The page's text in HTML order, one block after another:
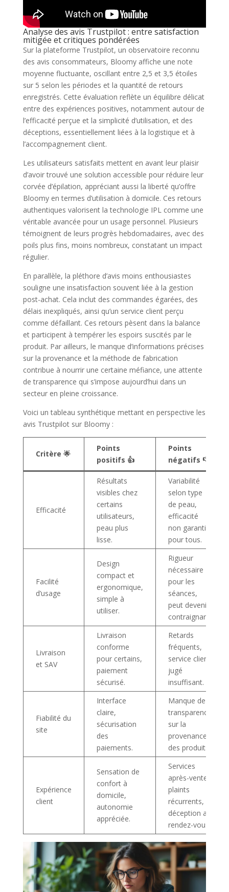
Analyse des avis Trustpilot : entre satisfaction
mitigée et critiques pondérées
Sur la plateforme Trustpilot, un observatoire reconnu
des avis consommateurs, Bloomy affiche une note
moyenne fluctuante, oscillant entre 2,5 et 3,5 étoiles
sur 5 selon les périodes et la quantité de retours
enregistrés. Cette évaluation reflète un équilibre délicat
entre des expériences positives, notamment autour de
l’efficacité perçue et la simplicité d’utilisation, et des
déceptions, essentiellement liées à la logistique et à
l’accompagnement client.
Les utilisateurs satisfaits mettent en avant leur plaisir
d’avoir trouvé une solution accessible pour réduire leur
corvée d’épilation, appréciant aussi la liberté qu’offre
Bloomy en termes d’utilisation à domicile. Ces retours
authentiques valorisent la technologie IPL comme une
véritable avancée pour un usage personnel. Plusieurs
témoignent de leurs progrès hebdomadaires, avec des
poils plus fins, moins nombreux, constatant un impact
régulier.
En parallèle, la pléthore d’avis moins enthousiastes
souligne une insatisfaction souvent liée à la gestion
post-achat. Cela inclut des commandes égarées, des
délais inexpliqués, ainsi qu’un service client perçu
comme défaillant. Ces retours pèsent dans la balance
et participent à tempérer les espoirs suscités par le
produit. Par ailleurs, le manque d’informations précises
sur la provenance et la méthode de fabrication
contribue à nourrir une certaine méfiance, une attente
de transparence qui s’impose aujourd’hui dans un
secteur en pleine croissance.
Voici un tableau synthétique mettant en perspective les
avis Trustpilot sur Bloomy :
Critère 🌟
Points
positifs 👍
Points
négatifs 👎
Efficacité
Résultats
visibles chez
certains
utilisateurs,
peau plus
lisse.
Variabilité
selon type
de peau,
efficacité
non garantie
pour tous.
Facilité
d’usage
Design
compact et
ergonomique,
simple à
utiliser.
Rigueur
nécessaire
pour les
séances,
peut devenir
contraignant.
Livraison
et SAV
Livraison
conforme
pour certains,
paiement
sécurisé.
Retards
fréquents,
service client
jugé
insuffisant.
Fiabilité du
site
Interface
claire,
sécurisation
des
paiements.
Manque de
transparence
sur la
provenance
des produits.
Expérience
client
Sensation de
confort à
domicile,
autonomie
appréciée.
Services
après-vente
plaints
récurrents,
déception au
rendez-vous.